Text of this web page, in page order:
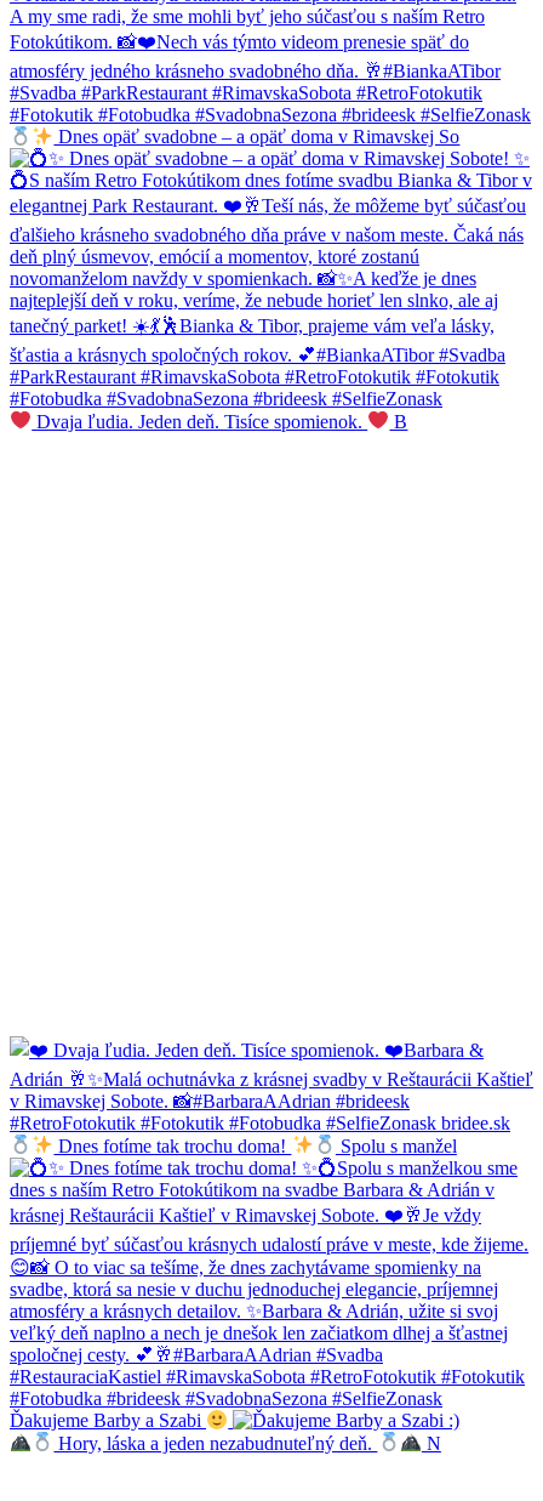
Dnes opäť svadobne – a opäť doma v Rimavskej So
Dvaja ľudia. Jeden deň. Tisíce spomienok. B
Dnes fotíme tak trochu doma! Spolu s manžel
Ďakujeme Barby a Szabi
Hory, láska a jeden nezabudnuteľný deň.
N